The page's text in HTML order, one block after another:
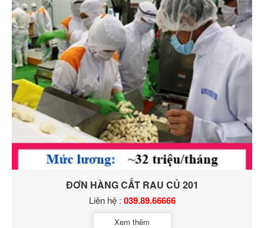
ĐƠN HÀNG CẮT RAU CỦ 201
Liên hệ : 039.89.66666
Xem thêm